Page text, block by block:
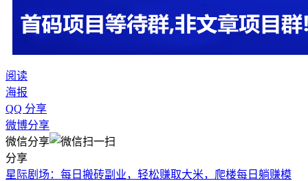
阅读
海报
QQ 分享
微博分享
微信分享
分享
星际剧场：每日搬砖副业，轻松赚取大米，爬楼每日躺赚模